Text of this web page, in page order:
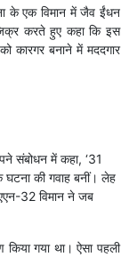
के एक विमान में जैव ईंधन
करते हुए कहा कि इस
कारगर बनाने में मददगार
संबोधन में कहा, ‘31
घटना की गवाह बनीं। लेह
32 विमान ने जब
गया था। ऐसा पहली